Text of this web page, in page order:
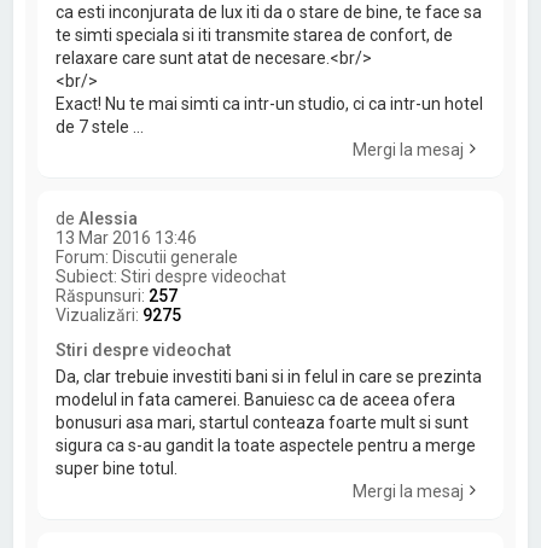
ca esti inconjurata de lux iti da o stare de bine, te face sa
te simti speciala si iti transmite starea de confort, de
relaxare care sunt atat de necesare.<br/>
<br/>
Exact! Nu te mai simti ca intr-un studio, ci ca intr-un hotel
de 7 stele ...
Mergi la mesaj
deAlessia
13 Mar 2016 13:46
Forum: Discutii generale
Subiect:Stiri despre videochat
Răspunsuri: 257
Vizualizări: 9275
Stiri despre videochat
Da, clar trebuie investiti bani si in felul in care se prezinta
modelul in fata camerei. Banuiesc ca de aceea ofera
bonusuri asa mari, startul conteaza foarte mult si sunt
sigura ca s-au gandit la toate aspectele pentru a merge
super bine totul.
Mergi la mesaj